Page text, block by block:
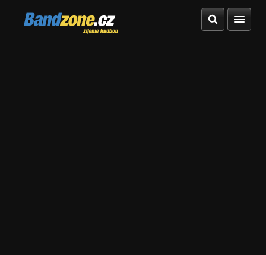
Bandzone.cz
žijeme hudbou